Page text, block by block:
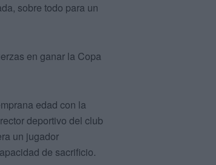
sobre todo para un
en ganar la Copa
edad con la
deportivo del club
un jugador
de sacrificio.